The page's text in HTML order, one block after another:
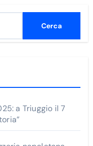
a Triuggio il 7